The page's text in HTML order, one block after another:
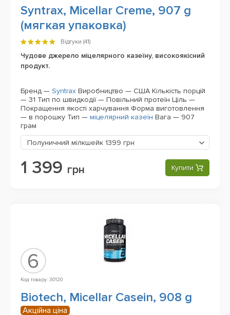
Syntrax, Micellar Creme, 907 g
(мягкая упаковка)
Відгуки (41)
Чудове джерело міцелярного казеїну, високоякісний
продукт.
Бренд — Syntrax Виробництво — США Кількість порцій
— 31 Тип по швидкодії — Повільний протеїн Ціль —
Покращення якості харчування Форма виготовлення
— в порошку Тип — міцелярний казеїн Вага — 907
грам
Полуничний мілкшейк 1399 грн
1 399 грн Купити
6
Код товару: 30120
Biotech, Micellar Casein, 908 g
Акційна ціна